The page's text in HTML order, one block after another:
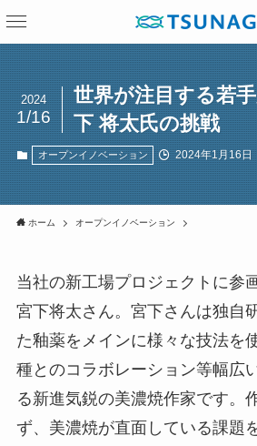
世界が注目する若
下 将太氏の挑戦
2024
1/16
オープンイノベーション 2024年1月16日
ホーム オープンイノベーション
当社の新工場プロジェクトに参
宮下将太さん。宮下さんは独自
た釉薬をメインに様々な技法を
種とのコラボレーション等幅広
る新進気鋭の美濃焼作家です。
ず、美濃焼が直面している課題